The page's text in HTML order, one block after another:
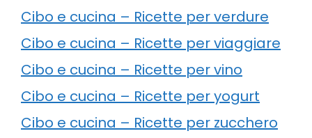
Cibo e cucina – Ricette per verdure
Cibo e cucina – Ricette per viaggiare
Cibo e cucina – Ricette per vino
Cibo e cucina – Ricette per yogurt
Cibo e cucina – Ricette per zucchero